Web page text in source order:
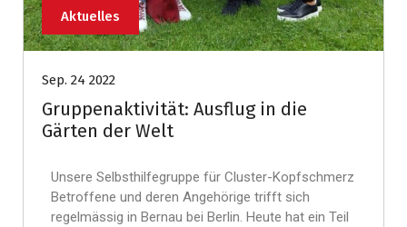
Aktuelles
Sep. 24 2022
Gruppenaktivität: Ausflug in die
Gärten der Welt
Unsere Selbsthilfegruppe für Cluster-Kopfschmerz
Betroffene und deren Angehörige trifft sich
regelmässig in Bernau bei Berlin. Heute hat ein Teil